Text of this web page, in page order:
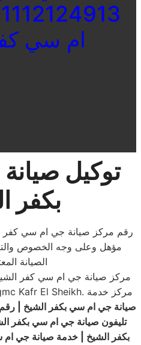
ام سي
توكيل
بكفر
رقم مركز صيانة جي ام سي كفر
مؤهل وعلى وجه الخصوص
الصيانة
مركز صيانة جي ام سي كفر الشيخ 01095999314.
. gmc Kafr El Sheikh. مركز خدمة
صيانة جي ام سي بكفر الشيخ |
تليفون صيانة جي ام سي بكفر
بكفر الشيخ | خدمة صيانة جي